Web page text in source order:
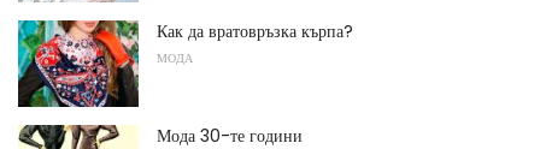
Как да вратовръзка кърпа?
МОДА
Мода 30-те години